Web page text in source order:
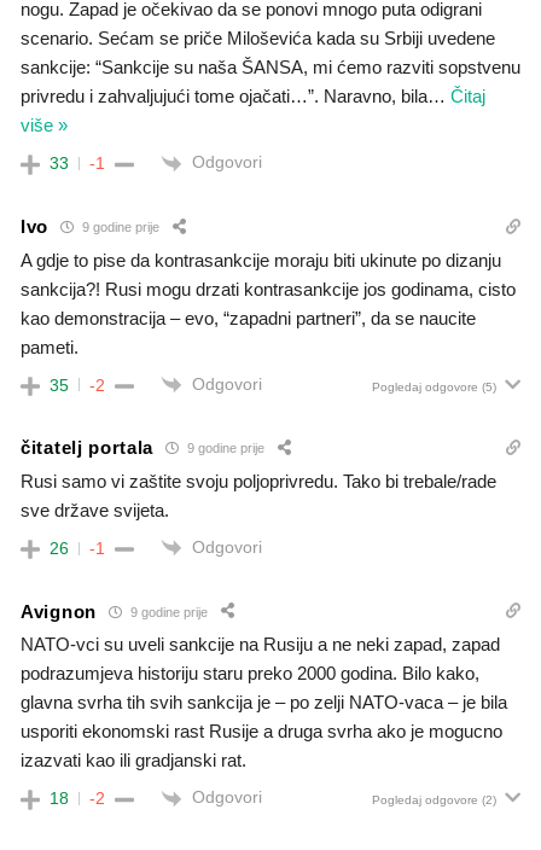
nogu. Zapad je očekivao da se ponovi mnogo puta odigrani
scenario. Sećam se priče Miloševića kada su Srbiji uvedene
sankcije: “Sankcije su naša ŠANSA, mi ćemo razviti sopstvenu
privredu i zahvaljujući tome ojačati…”. Naravno, bila… Čitaj
više »
33 -1 Odgovori
Ivo 9 godine prije
A gdje to pise da kontrasankcije moraju biti ukinute po dizanju
sankcija?! Rusi mogu drzati kontrasankcije jos godinama, cisto
kao demonstracija – evo, “zapadni partneri”, da se naucite
pameti.
35 -2 Odgovori Pogledaj odgovore (5)
čitatelj portala 9 godine prije
Rusi samo vi zaštite svoju poljoprivredu. Tako bi trebale/rade
sve države svijeta.
26 -1 Odgovori
Avignon 9 godine prije
NATO-vci su uveli sankcije na Rusiju a ne neki zapad, zapad
podrazumjeva historiju staru preko 2000 godina. Bilo kako,
glavna svrha tih svih sankcija je – po zelji NATO-vaca – je bila
usporiti ekonomski rast Rusije a druga svrha ako je mogucno
izazvati kao ili gradjanski rat.
18 -2 Odgovori Pogledaj odgovore (2)